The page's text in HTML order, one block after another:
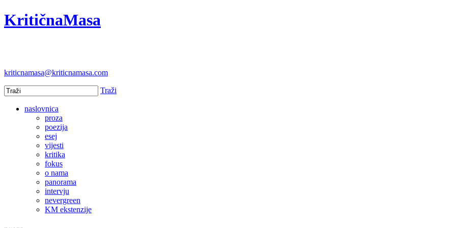
KritičnaMasa
kriticnamasa@kriticnamasa.com
Traži
naslovnica
proza
poezija
esej
vijesti
kritika
fokus
o nama
panorama
intervju
nevergreen
KM ekstenzije